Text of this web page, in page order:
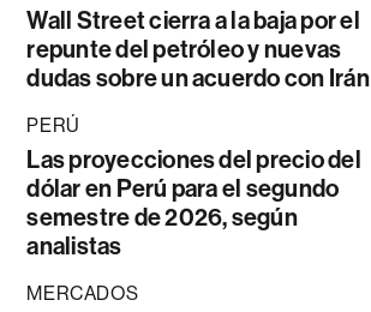
Wall Street cierra a la baja por el
repunte del petróleo y nuevas
dudas sobre un acuerdo con Irán
PERÚ
Las proyecciones del precio del
dólar en Perú para el segundo
semestre de 2026, según
analistas
MERCADOS